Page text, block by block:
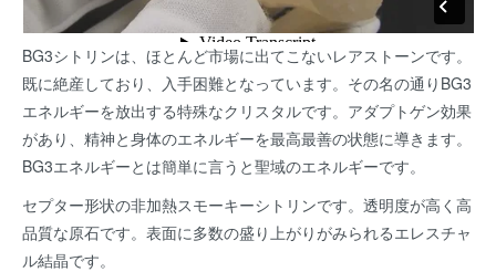
BG3シトリンは、ほとんど市場に出てこないレアストーンです。
既に絶産しており、入手困難となっています。その名の通りBG3
エネルギーを放出する特殊なクリスタルです。アダプトゲン効果
があり、精神と身体のエネルギーを最高最善の状態に導きます。
BG3エネルギーとは簡単に言うと聖域のエネルギーです。
セプター形状の非加熱スモーキーシトリンです。透明度が高く高
品質な原石です。表面に多数の盛り上がりがみられるエレスチャ
ル結晶です。